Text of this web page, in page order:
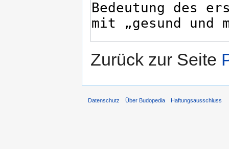
Zurück zur Seite
Datenschutz Über Budopedia Haftungsausschluss